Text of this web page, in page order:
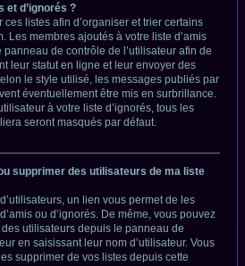
et d’ignorés ?
ces listes afin d’organiser et trier certains
Les membres ajoutés à votre liste d’amis
de contrôle de l’utilisateur afin de
leur statut en ligne et leur envoyer des
le style utilisé, les messages publiés par
éventuellement être mis en surbrillance.
à votre liste d’ignorés, tous les
seront masqués par défaut.
supprimer des utilisateurs de ma liste
un lien vous permet de les
ou d’ignorés. De même, vous pouvez
utilisateurs depuis le panneau de
en saisissant leur nom d’utilisateur. Vous
supprimer de vos listes depuis cette